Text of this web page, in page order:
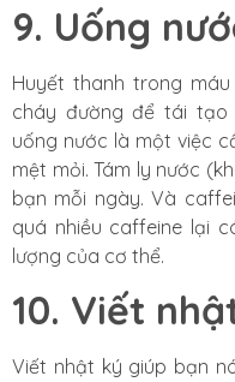
9. Uống
Huyết thanh trong
cháy đường để tái tạo
uống nước là một việc
mệt mỏi. Tám ly nước
bạn mỗi ngày. Và
quá nhiều caffeine lại
lượng của cơ thể.
10. Viết
Viết nhật ký giúp bạn